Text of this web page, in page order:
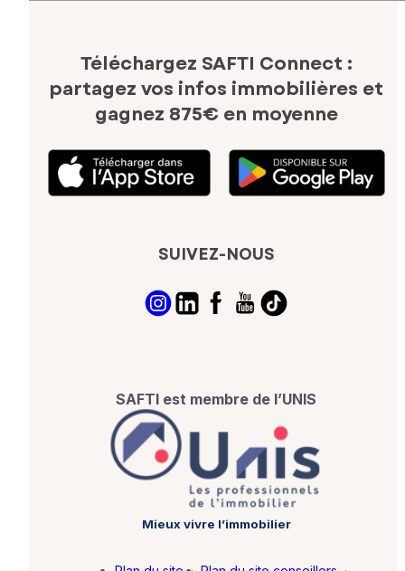
Téléchargez SAFTI Connect :
partagez vos infos immobilières et
gagnez 875€ en moyenne
SUIVEZ-NOUS
SAFTI est membre de l’UNIS
Mieux vivre l’immobilier